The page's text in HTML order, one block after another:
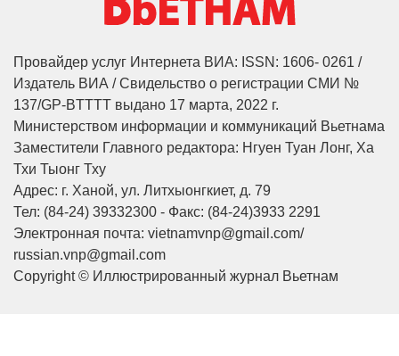
кочевников
Журнал ОАЭ назвал Фукуок
«глобальным туристическим
центром» 2026 года
ЧИТАТЬ ПЕЧАТНЫЕ ПУБЛИКАЦИИ